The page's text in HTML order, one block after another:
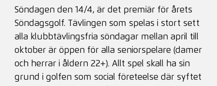
Söndagen den 14/4, är det premiär för årets
Söndagsgolf. Tävlingen som spelas i stort sett
alla klubbtävlingsfria söndagar mellan april till
oktober är öppen för alla seniorspelare (damer
och herrar i åldern 22+). Allt spel skall ha sin
grund i golfen som social företeelse där syftet